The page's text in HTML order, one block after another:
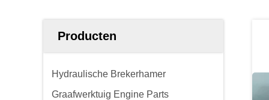
Producten
Hydraulische Brekerhamer
Graafwerktuig Engine Parts